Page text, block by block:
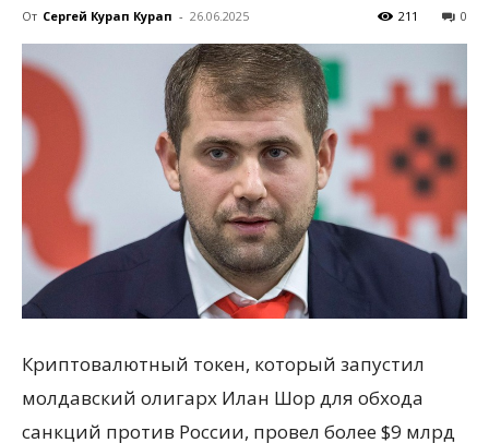
От Сергей Курап Курап - 26.06.2025 0
211
Криптовалютный токен, который запустил
молдавский олигарх Илан Шор для обхода
санкций против России, провел более $9 млрд